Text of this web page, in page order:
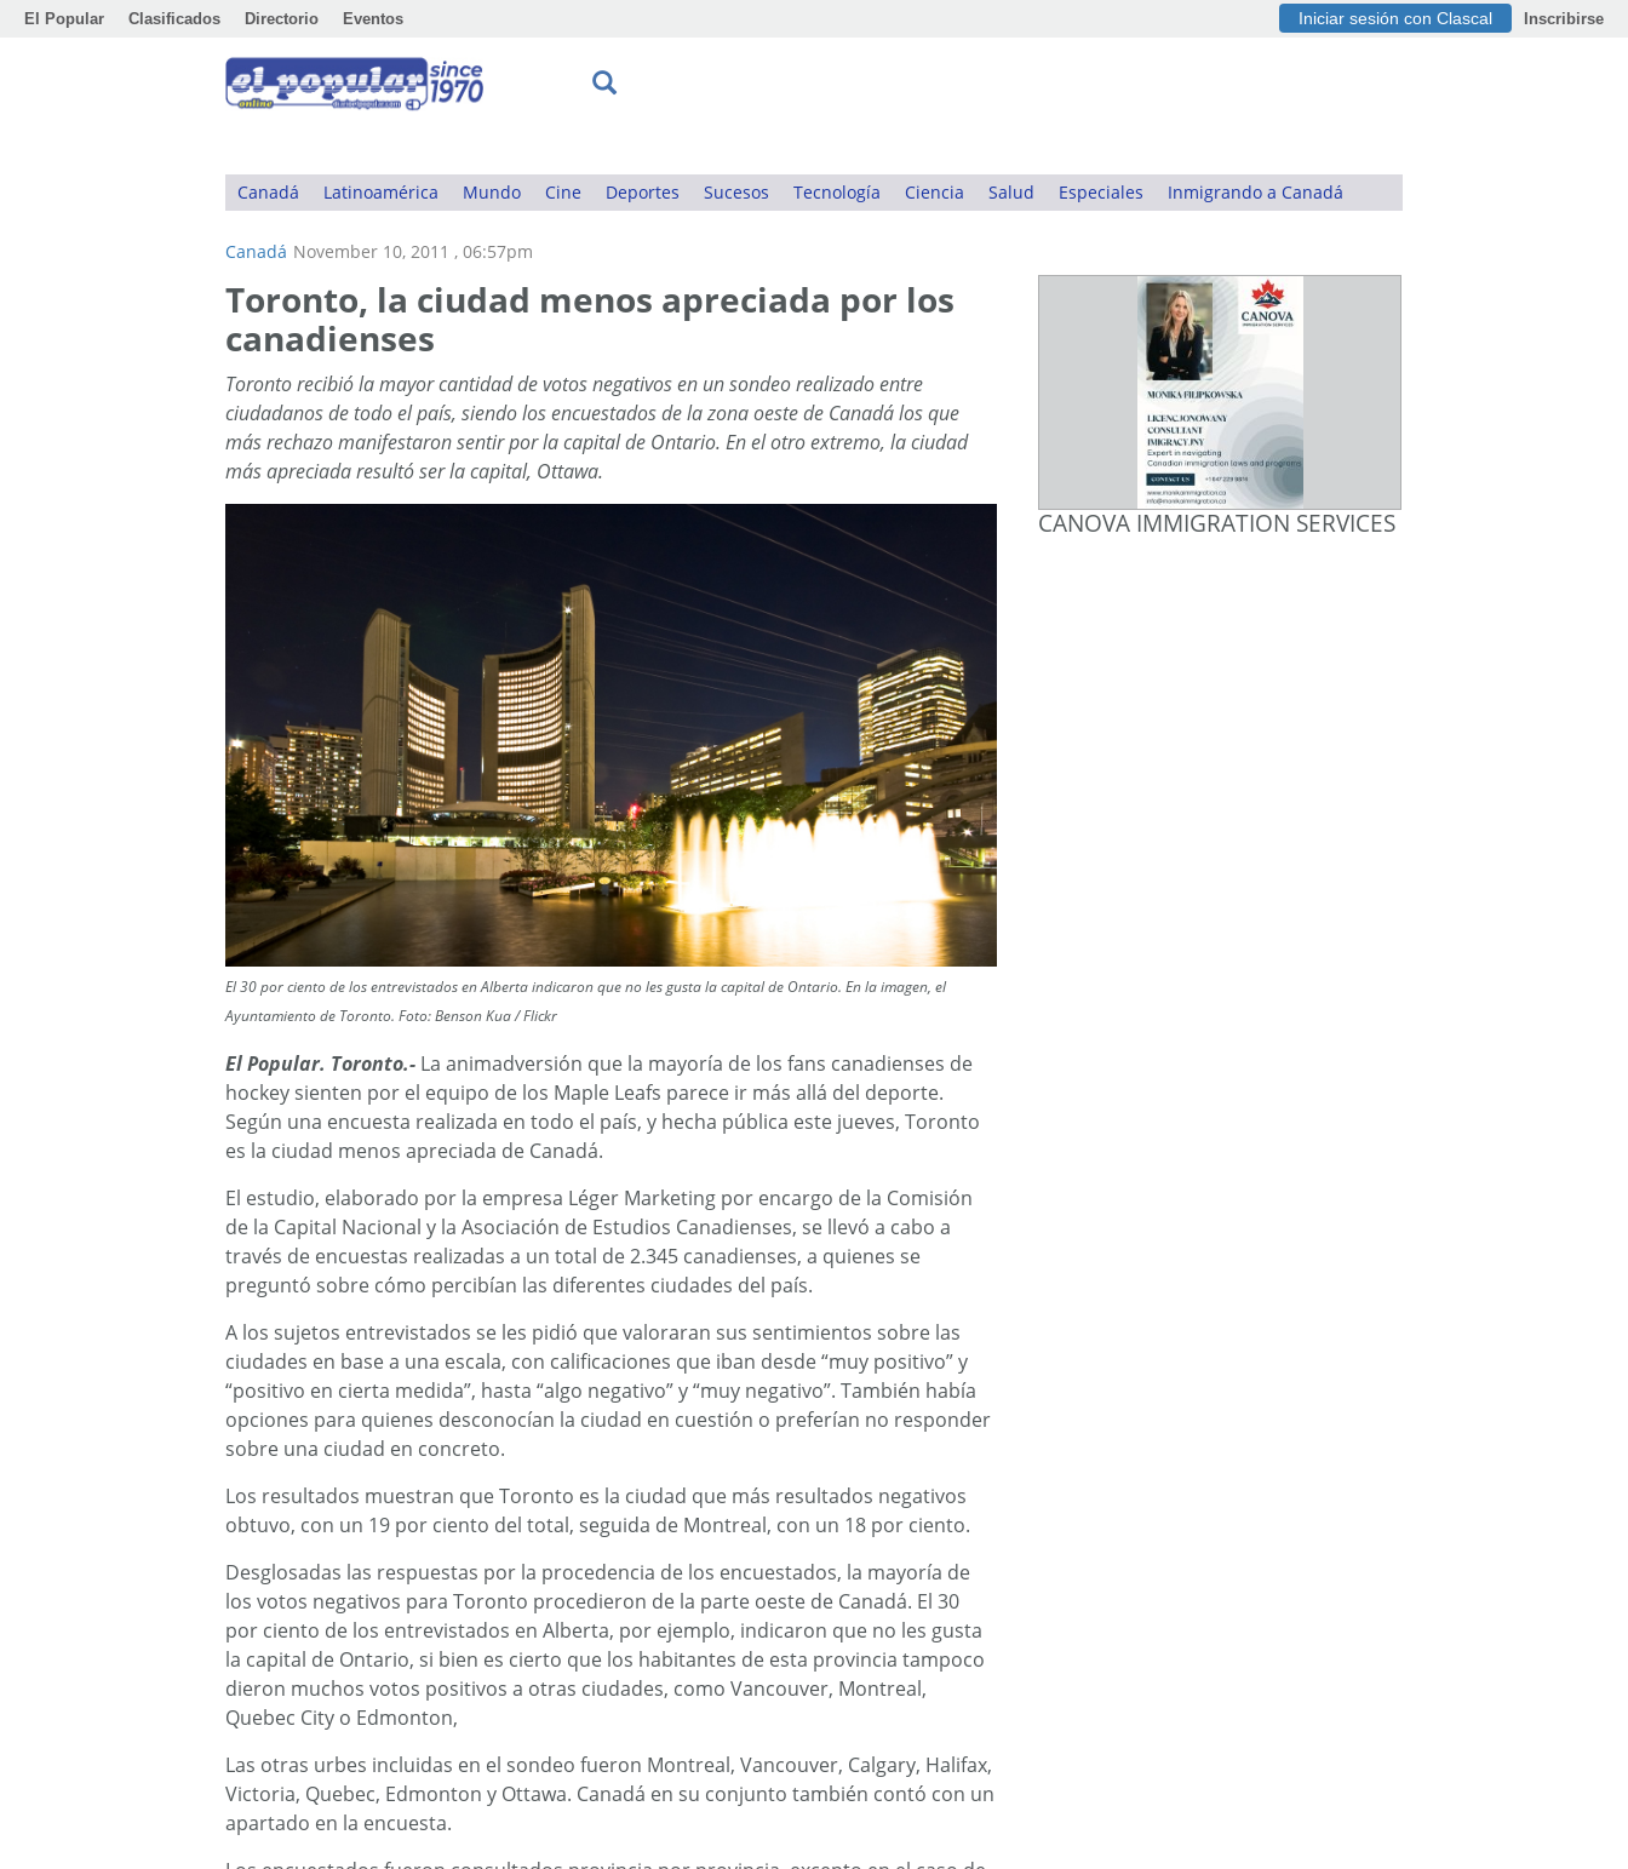
El Popular Clasificados Directorio Eventos Iniciar sesión con Clascal Inscribirse
Canadá Latinoamérica Mundo Cine Deportes Sucesos Tecnología Ciencia Salud Especiales Inmigrando a Canadá
Canadá November 10, 2011 , 06:57pm
Toronto, la ciudad menos apreciada por los
canadienses
Toronto recibió la mayor cantidad de votos negativos en un sondeo realizado entre
ciudadanos de todo el país, siendo los encuestados de la zona oeste de Canadá los que
más rechazo manifestaron sentir por la capital de Ontario. En el otro extremo, la ciudad
más apreciada resultó ser la capital, Ottawa.
El 30 por ciento de los entrevistados en Alberta indicaron que no les gusta la capital de Ontario. En la imagen, el
Ayuntamiento de Toronto. Foto: Benson Kua / Flickr
El Popular. Toronto.- La animadversión que la mayoría de los fans canadienses de
hockey sienten por el equipo de los Maple Leafs parece ir más allá del deporte.
Según una encuesta realizada en todo el país, y hecha pública este jueves, Toronto
es la ciudad menos apreciada de Canadá.
El estudio, elaborado por la empresa Léger Marketing por encargo de la Comisión
de la Capital Nacional y la Asociación de Estudios Canadienses, se llevó a cabo a
través de encuestas realizadas a un total de 2.345 canadienses, a quienes se
preguntó sobre cómo percibían las diferentes ciudades del país.
A los sujetos entrevistados se les pidió que valoraran sus sentimientos sobre las
ciudades en base a una escala, con calificaciones que iban desde “muy positivo” y
“positivo en cierta medida”, hasta “algo negativo” y “muy negativo”. También había
opciones para quienes desconocían la ciudad en cuestión o preferían no responder
sobre una ciudad en concreto.
Los resultados muestran que Toronto es la ciudad que más resultados negativos
obtuvo, con un 19 por ciento del total, seguida de Montreal, con un 18 por ciento.
Desglosadas las respuestas por la procedencia de los encuestados, la mayoría de
los votos negativos para Toronto procedieron de la parte oeste de Canadá. El 30
por ciento de los entrevistados en Alberta, por ejemplo, indicaron que no les gusta
la capital de Ontario, si bien es cierto que los habitantes de esta provincia tampoco
dieron muchos votos positivos a otras ciudades, como Vancouver, Montreal,
Quebec City o Edmonton,
Las otras urbes incluidas en el sondeo fueron Montreal, Vancouver, Calgary, Halifax,
Victoria, Quebec, Edmonton y Ottawa. Canadá en su conjunto también contó con un
apartado en la encuesta.
CANOVA IMMIGRATION SERVICES